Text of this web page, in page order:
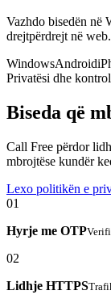
Vazhdo bisedën në
drejtpërdrejt në web.
WindowsAndroid
Privatësi dhe
Biseda që
Call Free përdor
mbrojtëse kundër
Lexo politikën e
01
Hyrje me OTP
02
Lidhje HTTPS